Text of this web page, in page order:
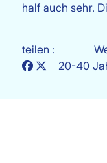
half auch sehr.
teilen :
20-40